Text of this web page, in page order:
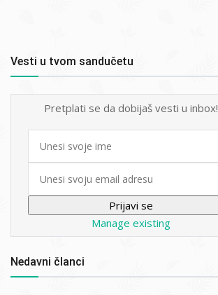
Vesti u tvom sandučetu
Pretplati se da dobijaš vesti u inbox!
First
Manage existing
Nedavni članci